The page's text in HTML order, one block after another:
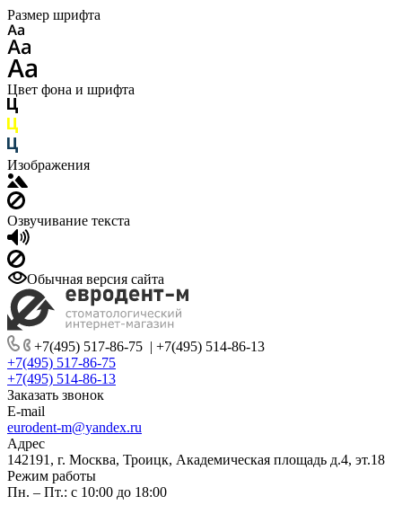
Размер шрифта
Цвет фона и шрифта
Изображения
Озвучивание текста
Обычная версия сайта
+7(495) 517-86-75 | +7(495) 514-86-13
+7(495) 517-86-75
+7(495) 514-86-13
Заказать звонок
E-mail
eurodent-m@yandex.ru
Адрес
142191, г. Москва, Троицк, Академическая площадь д.4, эт.18
Режим работы
Пн. – Пт.: с 10:00 до 18:00